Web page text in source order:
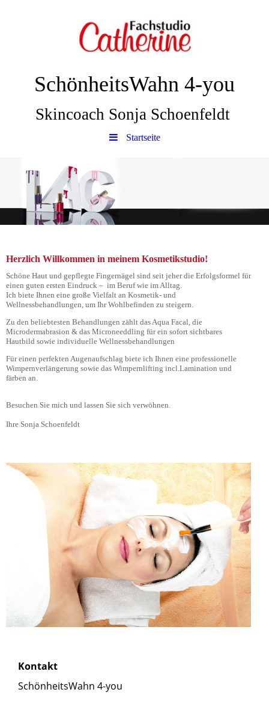
SchönheitsWahn 4-you
Skincoach Sonja Schoenfeldt
Startseite
Herzlich Willkommen in meinem Kosmetikstudio!
Schöne Haut und gepflegte Fingernägel sind seit jeher die Erfolgsformel für
einen guten ersten Eindruck – im Beruf wie im Alltag.
Ich biete Ihnen eine große Vielfalt an Kosmetik- und
Wellnessbehandlungen, um Ihr Wohlbefinden zu steigern.
Zu den beliebtesten Behandlungen zählt das Aqua Facal, die
Microdermabrasion & das Microneeddling für ein sofort sichtbares
Hautbild sowie individuelle Wellnessbehandlungen
Für einen perfekten Augenaufschlag biete ich Ihnen eine professionelle
Wimpernverlängerung sowie das Wimpernlifting incl.Lamination und
färben an.
Besuchen Sie mich und lassen Sie sich verwöhnen.
Ihre Sonja Schoenfeldt
Kontakt
SchönheitsWahn 4-you